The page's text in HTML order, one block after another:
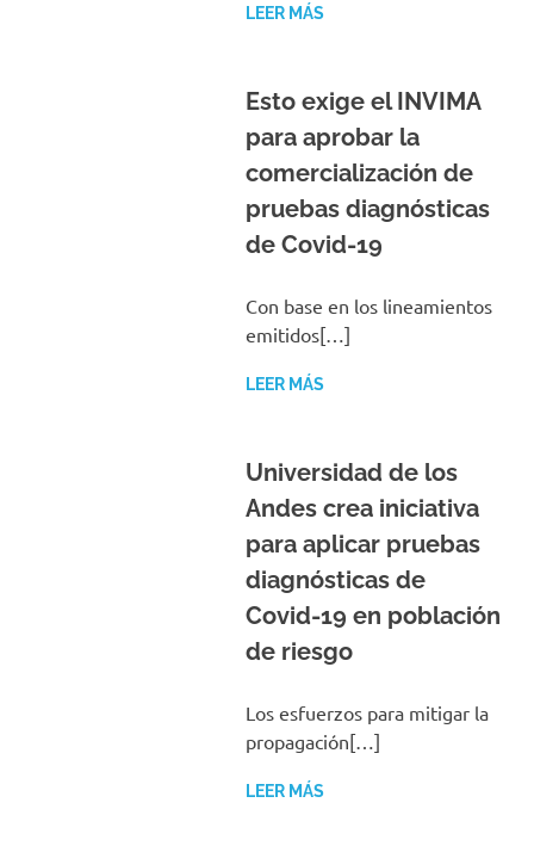
LEER MÁS
Esto exige el INVIMA
para aprobar la
comercialización de
pruebas diagnósticas
de Covid-19
Con base en los lineamientos
emitidos[…]
LEER MÁS
Universidad de los
Andes crea iniciativa
para aplicar pruebas
diagnósticas de
Covid-19 en población
de riesgo
Los esfuerzos para mitigar la
propagación[…]
LEER MÁS